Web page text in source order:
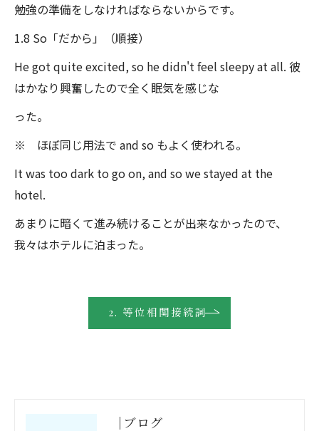
勉強の準備をしなければならないからです。
1.8 So「だから」（順接）
He got quite excited, so he didn't feel sleepy at all. 彼
はかなり興奮したので全く眠気を感じな
った。
※ ほぼ同じ用法で and so もよく使われる。
It was too dark to go on, and so we stayed at the
hotel.
あまりに暗くて進み続けることが出来なかったので、
我々はホテルに泊まった。
2. 等位相関接続詞
|ブログ